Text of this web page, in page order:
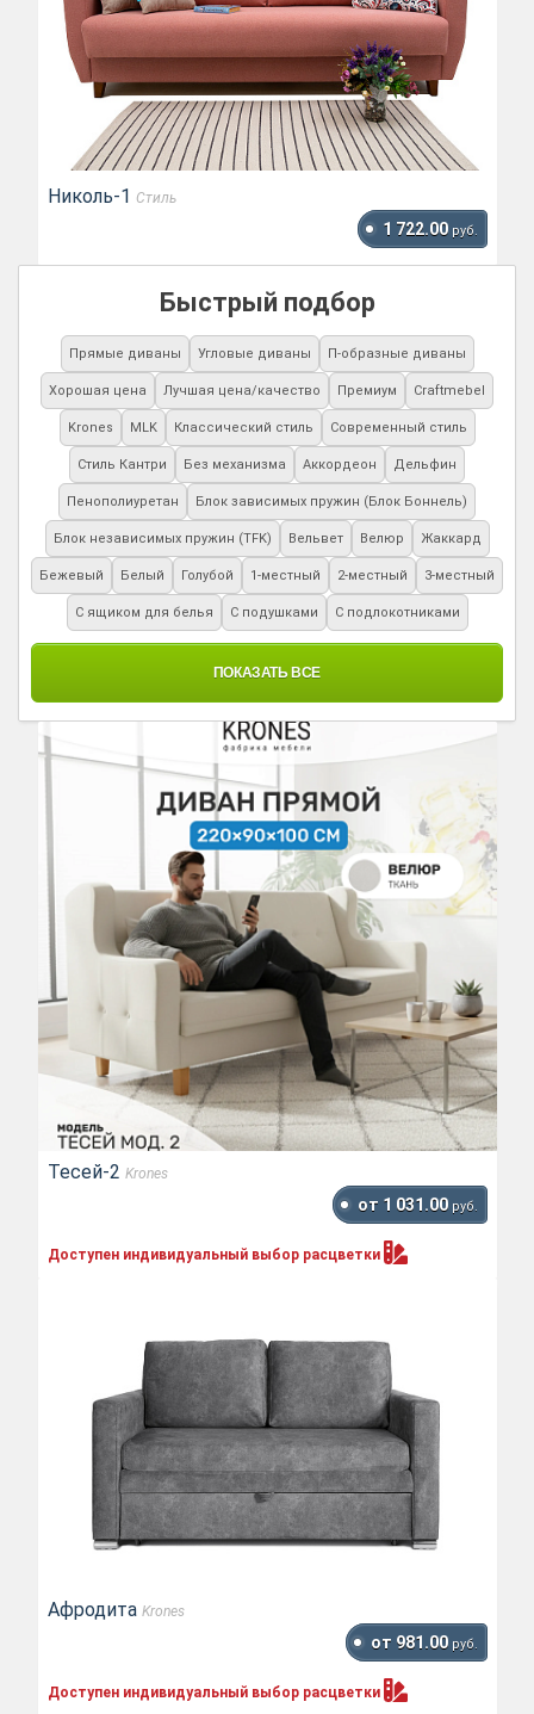
Николь-1 Стиль
1 722.00 руб.
Быстрый подбор
Прямые диваны Угловые диваны П-образные диваны
Хорошая цена Лучшая цена/качество Премиум Craftmebel
Krones MLK Классический стиль Современный стиль
Стиль Кантри Без механизма Аккордеон Дельфин
Пенополиуретан Блок зависимых пружин (Блок Боннель)
Блок независимых пружин (TFK) Вельвет Велюр Жаккард
Бежевый Белый Голубой 1-местный 2-местный 3-местный
С ящиком для белья С подушками С подлокотниками
ПОКАЗАТЬ ВСЕ
Тесей-2 Krones
от 1 031.00 руб.
Доступен индивидуальный выбор расцветки
Афродита Krones
от 981.00 руб.
Доступен индивидуальный выбор расцветки